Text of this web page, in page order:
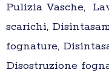
Pulizia Vasche,
scarichi,
fognature,
Disostruzione